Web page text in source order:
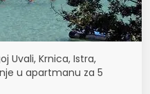
Uvali, Krnica, Istra,
u apartmanu za 5